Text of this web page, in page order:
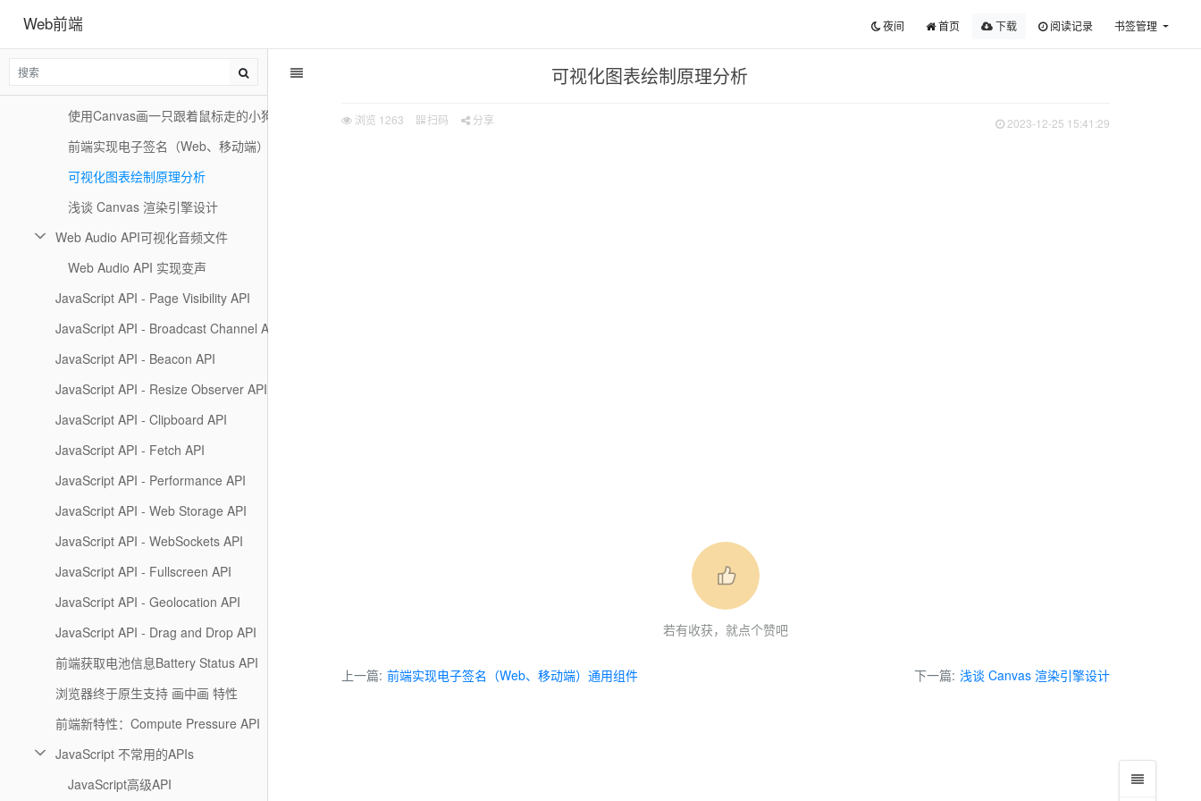
Web前端 夜间 首页 下载 阅读记录 书签管理
可视化图表绘制原理分析
浏览 1263 扫码 分享 2023-12-25 15:41:29
若有收获，就点个赞吧
上一篇: 前端实现电子签名（Web、移动端）通用组件 下一篇: 浅谈 Canvas 渲染引擎设计
使用 Canvas 编辑图片
将 Canvas 绘制过程转为视频
使用Canvas画一只跟着鼠标走的小狗
前端实现电子签名（Web、移动端）通用组件
可视化图表绘制原理分析
浅谈 Canvas 渲染引擎设计
Web Audio API可视化音频文件
Web Audio API 实现变声
JavaScript API - Page Visibility API
JavaScript API - Broadcast Channel API
JavaScript API - Beacon API
JavaScript API - Resize Observer API
JavaScript API - Clipboard API
JavaScript API - Fetch API
JavaScript API - Performance API
JavaScript API - Web Storage API
JavaScript API - WebSockets API
JavaScript API - Fullscreen API
JavaScript API - Geolocation API
JavaScript API - Drag and Drop API
前端获取电池信息Battery Status API
浏览器终于原生支持 画中画 特性
前端新特性：Compute Pressure API
JavaScript 不常用的APIs
JavaScript高级API